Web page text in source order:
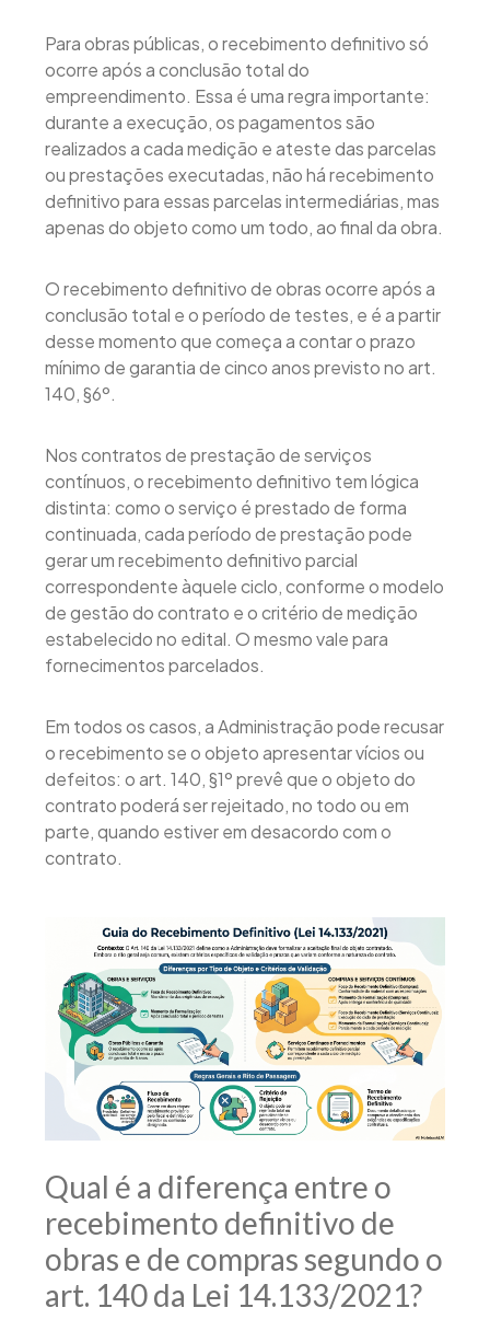
Para obras públicas, o recebimento definitivo só
ocorre após a conclusão total do
empreendimento. Essa é uma regra importante:
durante a execução, os pagamentos são
realizados a cada medição e ateste das parcelas
ou prestações executadas, não há recebimento
definitivo para essas parcelas intermediárias, mas
apenas do objeto como um todo, ao final da obra.
O recebimento definitivo de obras ocorre após a
conclusão total e o período de testes, e é a partir
desse momento que começa a contar o prazo
mínimo de garantia de cinco anos previsto no art.
140, §6º.
Nos contratos de prestação de serviços
contínuos, o recebimento definitivo tem lógica
distinta: como o serviço é prestado de forma
continuada, cada período de prestação pode
gerar um recebimento definitivo parcial
correspondente àquele ciclo, conforme o modelo
de gestão do contrato e o critério de medição
estabelecido no edital. O mesmo vale para
fornecimentos parcelados.
Em todos os casos, a Administração pode recusar
o recebimento se o objeto apresentar vícios ou
defeitos: o art. 140, §1º prevê que o objeto do
contrato poderá ser rejeitado, no todo ou em
parte, quando estiver em desacordo com o
contrato.
Qual é a diferença entre o
recebimento definitivo de
obras e de compras segundo o
art. 140 da Lei 14.133/2021?